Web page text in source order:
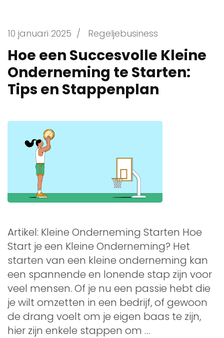
10 januari 2025 / Regeljebusiness
Hoe een Succesvolle Kleine
Onderneming te Starten:
Tips en Stappenplan
Artikel: Kleine Onderneming Starten Hoe
Start je een Kleine Onderneming? Het
starten van een kleine onderneming kan
een spannende en lonende stap zijn voor
veel mensen. Of je nu een passie hebt die
je wilt omzetten in een bedrijf, of gewoon
de drang voelt om je eigen baas te zijn,
hier zijn enkele stappen om …